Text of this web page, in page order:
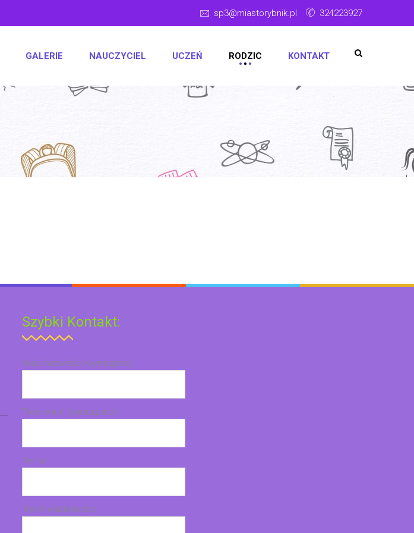
sp3@miastorybnik.pl 324223927
GALERIE NAUCZYCIEL UCZEŃ RODZIC KONTAKT
Szybki Kontakt:
Imię i nazwisko (wymagane)
Twój email (wymagane)
Temat
Treść wiadomości